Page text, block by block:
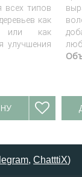
всех типов
как
или как
улучшения
,ChatttiX)